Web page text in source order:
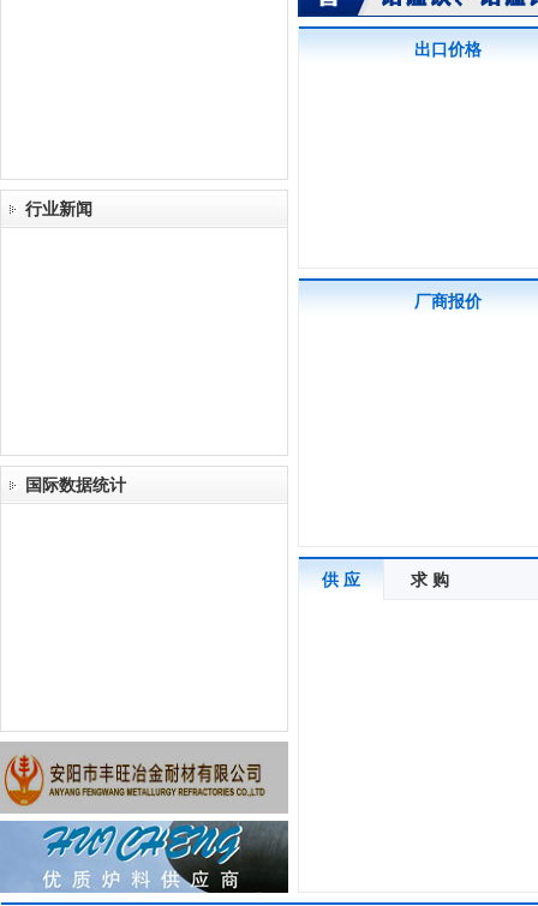
行业新闻
国际数据统计
出口价格
厂商报价
供 应 求 购